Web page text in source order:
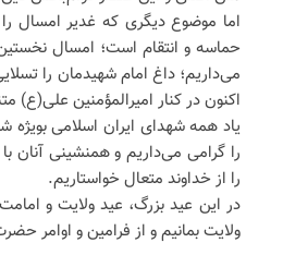
اما موضوع دیگری که غدیر امسال
حماسه و انتقام است؛ امسال
می‌داریم؛ داغ امام شهیدمان را
اکنون در کنار امیرالمؤمنین
را گرامی می‌داریم و همنشینی آنان
را از خداوند متعال خواستاریم.
در این عید بزرگ، عید ولایت و
ولایت بمانیم و از فرامین و اوامر